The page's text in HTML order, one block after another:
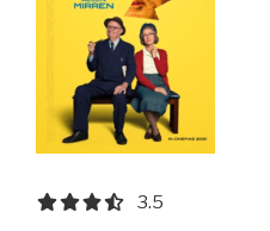
3.5 out of 5.0 stars
3.5